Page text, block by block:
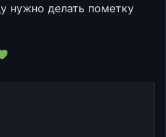
нужно делать пометку